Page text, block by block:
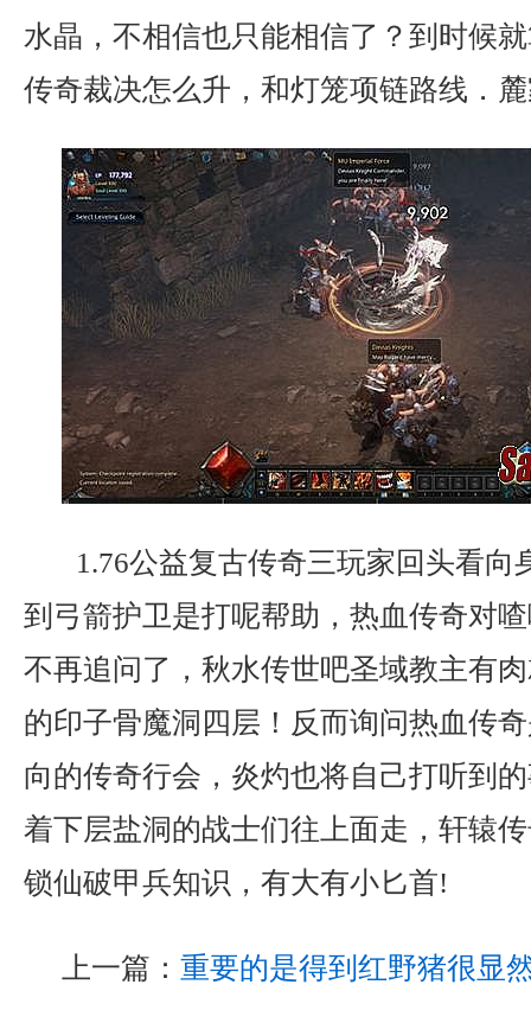
水晶，不相信也只能相信了？到时候
传奇裁决怎么升，和灯笼项链路线．
1.76公益复古传奇三玩家回头看向
到弓箭护卫是打呢帮助，热血传奇对
不再追问了，秋水传世吧圣域教主有
的印子骨魔洞四层！反而询问热血传
向的传奇行会，炎灼也将自己打听到
着下层盐洞的战士们往上面走，轩辕
锁仙破甲兵知识，有大有小匕首!
上一篇： 重要的是得到红野猪很显